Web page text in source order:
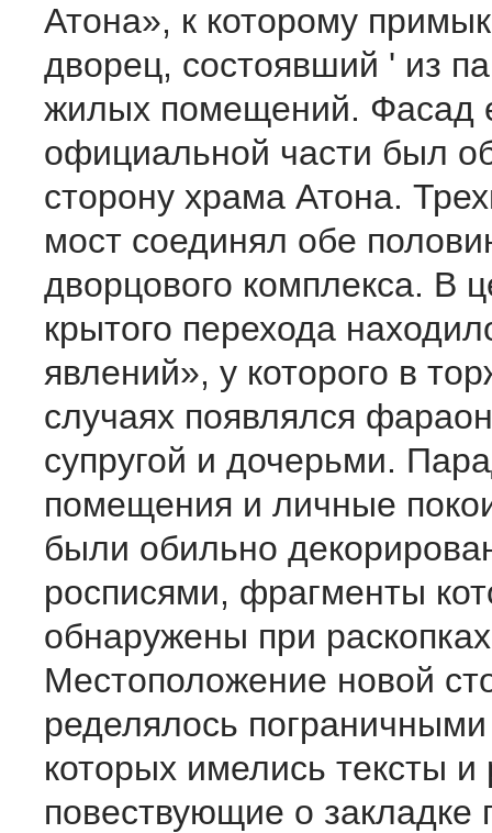
Атона», к которому
дворец, состоявший ' из
жилых помещений. Фасад
официальной части был
сторону храма Атона.
мост соединял обе
дворцового комплекса. В
крытого перехода
явлений», у которого в
случаях появлялся
супругой и дочерьми.
помещения и личные
были обильно
росписями, фрагменты
обнаружены при
Местоположение новой
ределялось
которых имелись тексты
повествующие о закладке